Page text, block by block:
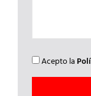
Acepto la